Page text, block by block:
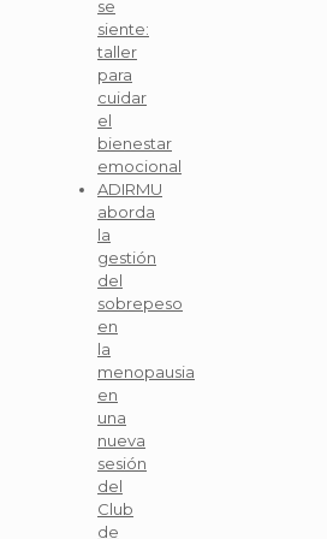
se
siente:
taller
para
cuidar
el
bienestar
emocional
ADIRMU
aborda
la
gestión
del
sobrepeso
en
la
menopausia
en
una
nueva
sesión
del
Club
de